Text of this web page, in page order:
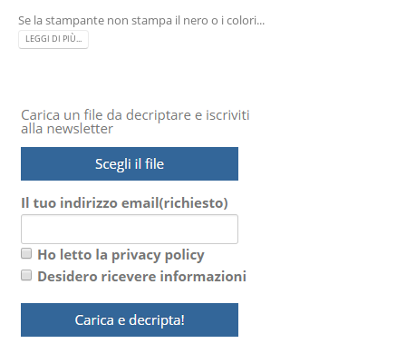
Se la stampante non stampa il nero o i colori...
LEGGI DI PIÙ...